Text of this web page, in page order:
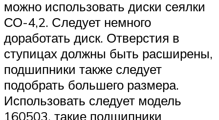
можно использовать диски сеялки
СО-4,2. Следует немного
доработать диск. Отверстия в
ступицах должны быть расширены,
подшипники также следует
подобрать большего размера.
Использовать следует модель
160503, такие подшипники